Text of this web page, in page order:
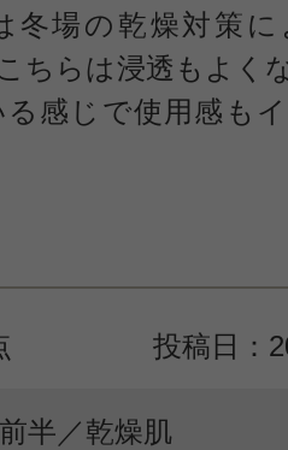
冬場の乾燥対策
ちらは浸透もよく
感じで使用感も
投稿日：
半／乾燥肌